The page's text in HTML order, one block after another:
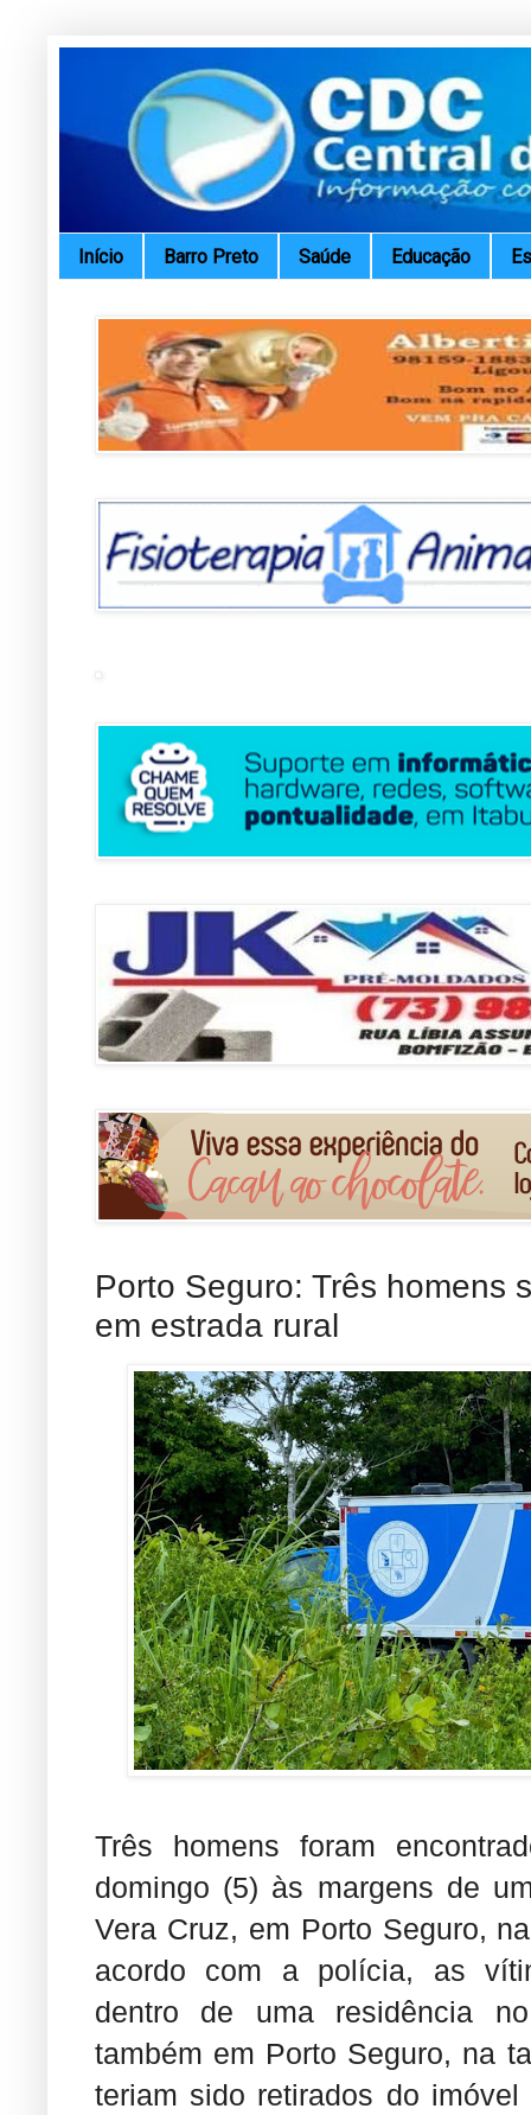
Início Barro Preto Saúde Educação
Porto Seguro: Três homens
em estrada rural
Três homens foram
domingo (5) às margens de
Vera Cruz, em Porto Seguro,
acordo com a polícia, as
dentro de uma residência
também em Porto Seguro, na
teriam sido retirados do